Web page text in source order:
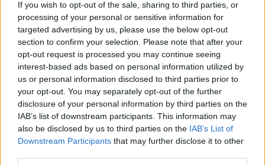
If you wish to opt-out of the sale, sharing to third parties, or
processing of your personal or sensitive information for
targeted advertising by us, please use the below opt-out
section to confirm your selection. Please note that after your
opt-out request is processed you may continue seeing
interest-based ads based on personal information utilized by
us or personal information disclosed to third parties prior to
your opt-out. You may separately opt-out of the further
disclosure of your personal information by third parties on the
IAB’s list of downstream participants. This information may
also be disclosed by us to third parties on the IAB’s List of
Downstream Participants that may further disclose it to other
escritorio remoto que cuenta con un sinfín de potentes
funciones. Con NoMachine para macOS puedes acceder a
todos tus archivos y carpetas, ver DVD, la televisión o
vídeos de YouTube desde dondequiera que estés.Puedes
ver vídeo y audio fluidos y de alta resolución desde tu PC o
Mac a cualquier dispositivo compatible con NoMachine. La
aplicación incluso funciona con cualquier controlador USB,
por lo que puedes jugar a distancia.Características y
DestacadosViaja a cualquier escritorioViaja desde tu
escritorio a cualquier ordenador compatible con